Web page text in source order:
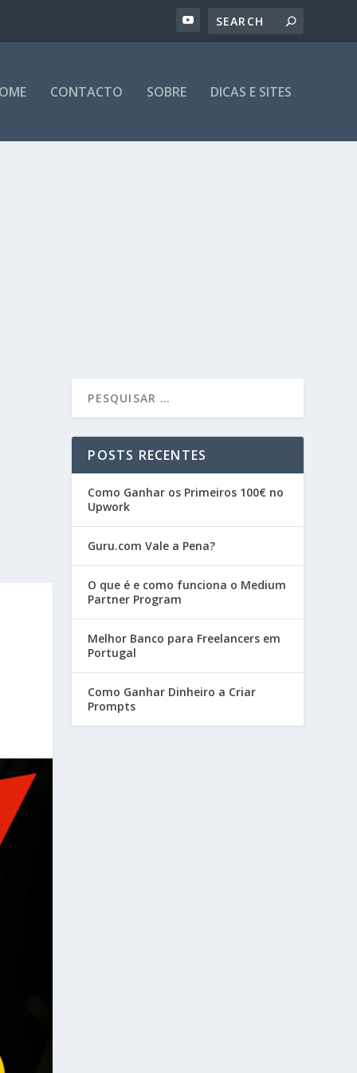
CONTACTO SOBRE DICAS E SITES
POSTS RECENTES
Como Ganhar os Primeiros 100€ no
Upwork
Guru.com Vale a Pena?
O que é e como funciona o Medium
Partner Program
Melhor Banco para Freelancers em
Portugal
Como Ganhar Dinheiro a Criar
Prompts